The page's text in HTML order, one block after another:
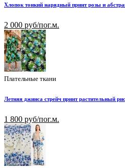
Хлопок тонкий нарядный принт розы и
2 000 руб/пог.м.
Плательные ткани
Летняя джинса стрейч принт растительный
1 800 руб/пог.м.